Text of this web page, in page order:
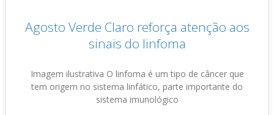
Agosto Verde Claro reforça atenção aos
sinais do linfoma
Imagem ilustrativa O linfoma é um tipo de câncer que
tem origem no sistema linfático, parte importante do
sistema imunológico